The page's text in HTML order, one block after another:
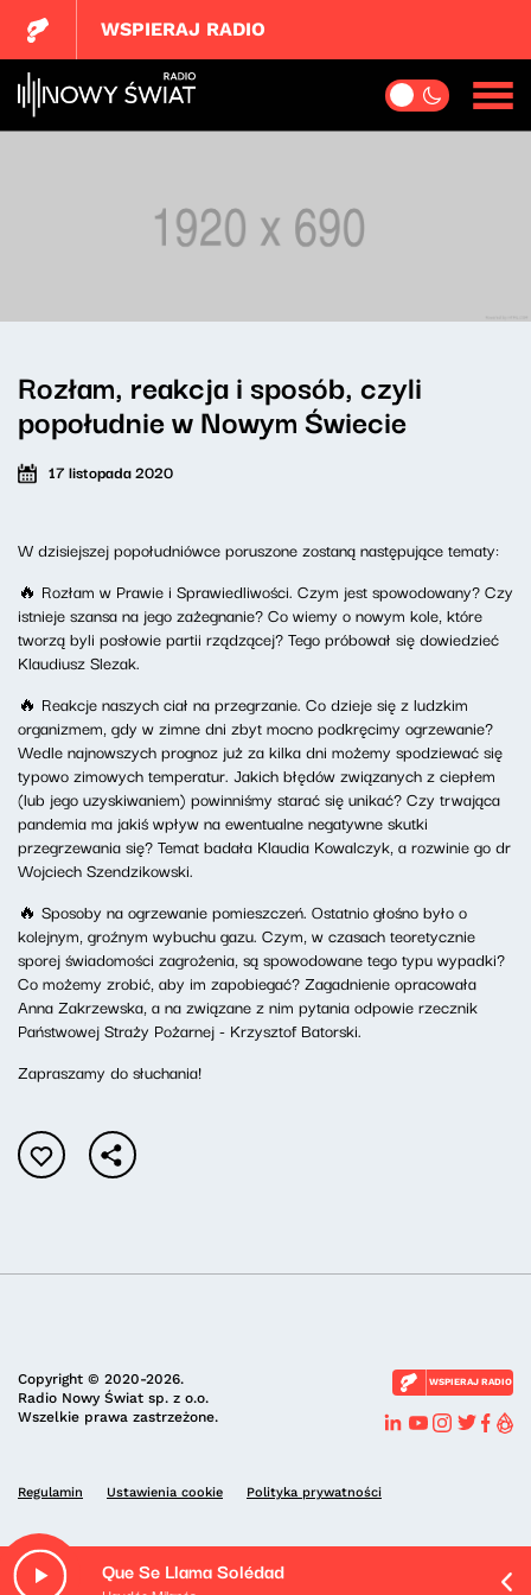
Que Se Llama Solédad
WSPIERAJ RADIO
Rozłam, reakcja i sposób, czyli
popołudnie w Nowym Świecie
17 listopada 2020
W dzisiejszej popołudniówce poruszone zostaną następujące tematy:
🔥 Rozłam w Prawie i Sprawiedliwości. Czym jest spowodowany? Czy
istnieje szansa na jego zażegnanie? Co wiemy o nowym kole, które
tworzą byli posłowie partii rządzącej? Tego próbował się dowiedzieć
Klaudiusz Slezak.
🔥 Reakcje naszych ciał na przegrzanie. Co dzieje się z ludzkim
organizmem, gdy w zimne dni zbyt mocno podkręcimy ogrzewanie?
Wedle najnowszych prognoz już za kilka dni możemy spodziewać się
typowo zimowych temperatur. Jakich błędów związanych z ciepłem
(lub jego uzyskiwaniem) powinniśmy starać się unikać? Czy trwająca
pandemia ma jakiś wpływ na ewentualne negatywne skutki
przegrzewania się? Temat badała Klaudia Kowalczyk, a rozwinie go dr
Wojciech Szendzikowski.
🔥 Sposoby na ogrzewanie pomieszczeń. Ostatnio głośno było o
kolejnym, groźnym wybuchu gazu. Czym, w czasach teoretycznie
sporej świadomości zagrożenia, są spowodowane tego typu wypadki?
Co możemy zrobić, aby im zapobiegać? Zagadnienie opracowała
Anna Zakrzewska, a na związane z nim pytania odpowie rzecznik
Państwowej Straży Pożarnej - Krzysztof Batorski.
Zapraszamy do słuchania!
Copyright © 2020-2026.
Radio Nowy Świat sp. z o.o.
Wszelkie prawa zastrzeżone.
WSPIERAJ RADIO
Regulamin Ustawienia cookie Polityka prywatności